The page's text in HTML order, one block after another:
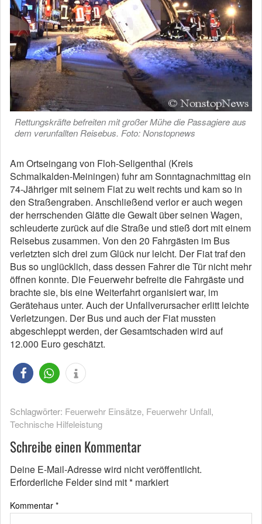
Rettungskräfte befreiten mit großer Mühe die Passagiere aus
dem verunfallten Reisebus. Foto: Nonstopnews
Am Ortseingang von Floh-Seligenthal (Kreis
Schmalkalden-Meiningen) fuhr am Sonntagnachmittag ein
74-Jähriger mit seinem Fiat zu weit rechts und kam so in
den Straßengraben. Anschließend verlor er auch wegen
der herrschenden Glätte die Gewalt über seinen Wagen,
schleuderte zurück auf die Straße und stieß dort mit einem
Reisebus zusammen. Von den 20 Fahrgästen im Bus
verletzten sich drei zum Glück nur leicht. Der Fiat traf den
Bus so unglücklich, dass dessen Fahrer die Tür nicht mehr
öffnen konnte. Die Feuerwehr befreite die Fahrgäste und
brachte sie, bis eine Weiterfahrt organisiert war, im
Gerätehaus unter. Auch der Unfallverursacher erlitt leichte
Verletzungen. Der Bus und auch der Fiat mussten
abgeschleppt werden, der Gesamtschaden wird auf
12.000 Euro geschätzt.
Schlagwörter: Feuerwehr Einsätze, Feuerwehr Unfall,
Technische Hilfeleistung
Schreibe einen Kommentar
Deine E-Mail-Adresse wird nicht veröffentlicht.
Erforderliche Felder sind mit* markiert
Kommentar *